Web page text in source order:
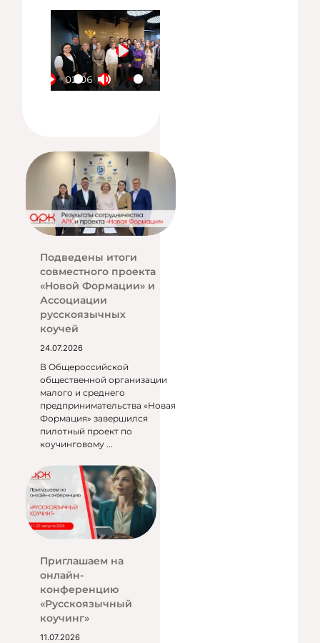
Play
02:06
Mute
Play
Подведены итоги
совместного проекта
«Новой Формации» и
Ассоциации
русскоязычных
коучей
24.07.2026
В Общероссийской
общественной организации
малого и среднего
предпринимательства «Новая
Формация» завершился
пилотный проект по
коучинговому ...
Приглашаем на
онлайн-
конференцию
«Русскоязычный
коучинг»
11.07.2026